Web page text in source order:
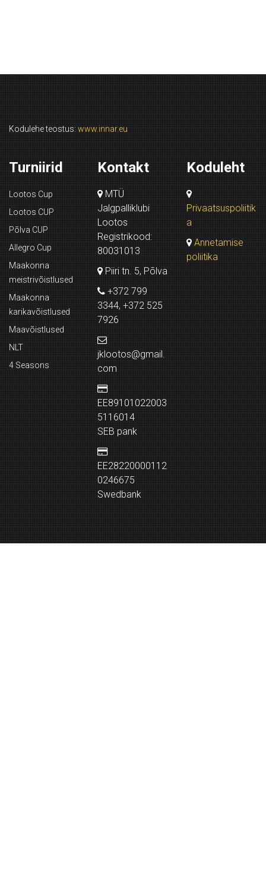
Kodulehe teostus: www.innar.eu
Turniirid
Lootos Cup
Lootos CUP
Põlva CUP
Allegro Cup
Maakonna
meistrivõistlused
Maakonna
karikavõistlused
Maavõistlused
NLT
4 Seasons
Kontakt
MTÜ
Jalgpalliklubi
Lootos
Registrikood:
80031013
Piiri tn. 5, Põlva
+372 799
3344, +372 525
7926
jklootos@gmail.
com
EE89101022003
5116014
SEB pank
EE28220000112
0246675
Swedbank
Koduleht
Privaatsuspoliitik
a
Annetamise
poliitika